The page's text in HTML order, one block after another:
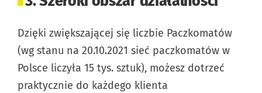
Dzięki zwiększającej się liczbie Paczkomatów
(wg stanu na 20.10.2021 sieć paczkomatów w
Polsce liczyła 15 tys. sztuk), możesz dotrzeć
praktycznie do każdego klienta